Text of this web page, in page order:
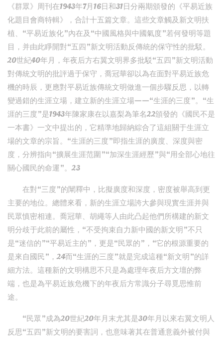
《群眾》周刊在1943年7月16日和31日分兩期頒發的《平易近族
化題目會商特輯》，合計十五篇文章。這些文章觸及新文明扶
植、“平易近族化”內在及“中國風格與中國氣度”若何發明等題
目，并由此睜開對“五四”新文明活動反傳統的保守性的批駁。
20世紀40年月，年夜后方右翼文明界多批駁“五四”新文明活動
對傳統文明的批評過于保守，喬冠華卻以為在面對平易近族危
機的時辰，更應對平易近族傳統文明做進一個步驟反思，以轉
變過錯的生涯立場，建立新的生涯立場——“生涯的三度”。“生
涯的三度”是1943年陳家康在以嘉梨為筆名22頒發的《國民不是
一本書》一文中提出的，它精準地歸納綜合了這組關于生涯立
場的文章的宗旨。“生涯的三度”即指生涯的廣度、深度與密
度，分辨指向“擴展生涯范圍”“加深生涯經歷”與“用全部心地往
關心國民的命運”。23
在對“三度”的闡釋中，比擬廣度和深度，密度被舉高到更
主要的地位。總體來看，新的生涯立場誇大參與現實生涯并與
民眾慎密相連。喬冠華、胡繩等人由此凸起他們所構建的新文
明分歧于此前的屬性，“不受拘束自力新中國的新文明”不只
是“迷信的”“平易近主的”，更是“民眾的”，“它的根源重要的
是來自國民”，24而“生涯的三度”就是完成這種“新文明”的詳
細方法。這種新的文明構思不只是為處理年夜后方文壇的弊
端，也是為平易近族危機下的年夜后方常識分子尋覓思惟前
途。
“民眾”成為20世紀20年月末尤其是30年月以來右翼文明人
反思“五四”新文明的要害詞，也意味著其在普通意義外被付與